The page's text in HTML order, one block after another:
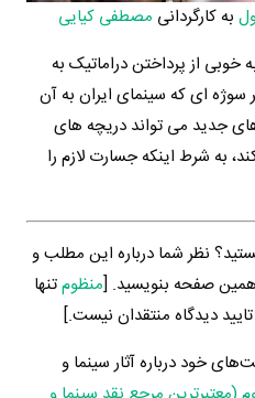
به کارگردانی مصطفی کیایی
خوبی از پرداختن دراماتیک به
ای که سینمای ایران به آن
جدید می تواند دریچه های
به شرط اینکه جسارت لازم را
نظر شما درباره این مطلب و
صفحه بنویسید. [منظومتنها
دیدگاه منتقدان نیست.]
خود درباره آثار سینما و